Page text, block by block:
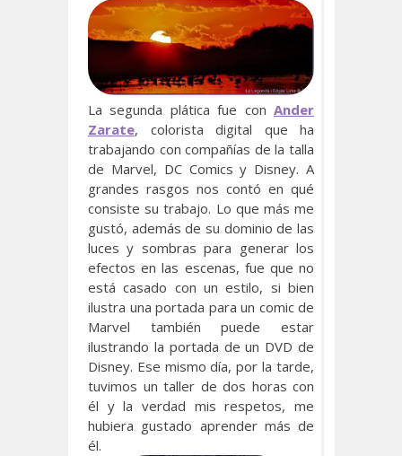
La segunda plática fue con Ander
Zarate, colorista digital que ha
trabajando con compañías de la talla
de Marvel, DC Comics y Disney. A
grandes rasgos nos contó en qué
consiste su trabajo. Lo que más me
gustó, además de su dominio de las
luces y sombras para generar los
efectos en las escenas, fue que no
está casado con un estilo, si bien
ilustra una portada para un comic de
Marvel también puede estar
ilustrando la portada de un DVD de
Disney. Ese mismo día, por la tarde,
tuvimos un taller de dos horas con
él y la verdad mis respetos, me
hubiera gustado aprender más de
él.